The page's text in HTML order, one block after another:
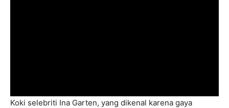
Koki selebriti Ina Garten, yang dikenal karena gaya